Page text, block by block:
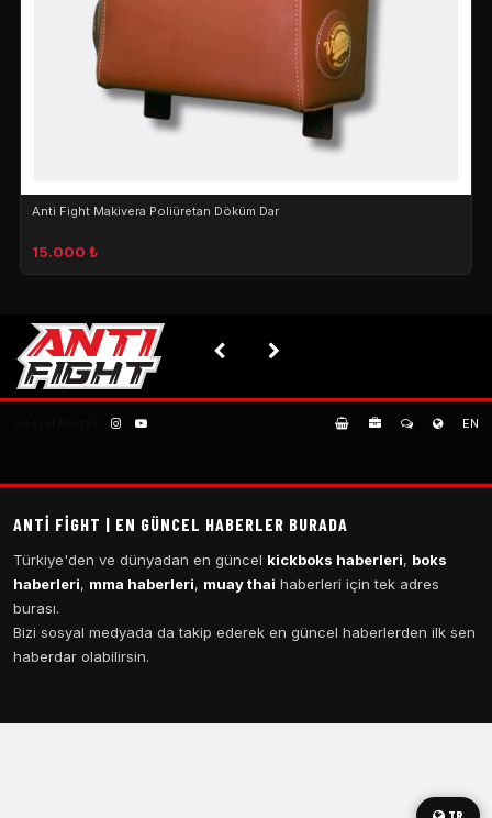
Anti Fight Makivera Poliüretan Döküm Dar
15.000 ₺
EN
ANTI FIGHT | EN GÜNCEL HABERLER BURADA
Türkiye'den ve dünyadan en güncel kickboks haberleri, boks
haberleri, mma haberleri, muay thai haberleri için tek adres
burası.
Bizi sosyal medyada da takip ederek en güncel haberlerden ilk sen
haberdar olabilirsin.